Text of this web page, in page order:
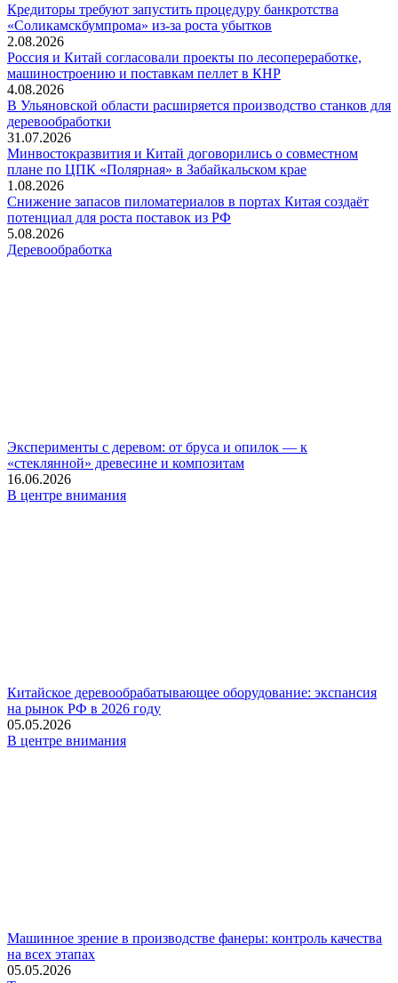
Кредиторы требуют запустить процедуру банкротства
«Соликамскбумпрома» из-за роста убытков
2.08.2026
Россия и Китай согласовали проекты по лесопереработке,
машиностроению и поставкам пеллет в КНР
4.08.2026
В Ульяновской области расширяется производство станков для
деревообработки
31.07.2026
Минвостокразвития и Китай договорились о совместном
плане по ЦПК «Полярная» в Забайкальском крае
1.08.2026
Снижение запасов пиломатериалов в портах Китая создаёт
потенциал для роста поставок из РФ
5.08.2026
Деревообработка
Эксперименты с деревом: от бруса и опилок — к
«стеклянной» древесине и композитам
16.06.2026
В центре внимания
Китайское деревообрабатывающее оборудование: экспансия
на рынок РФ в 2026 году
05.05.2026
В центре внимания
Машинное зрение в производстве фанеры: контроль качества
на всех этапах
05.05.2026